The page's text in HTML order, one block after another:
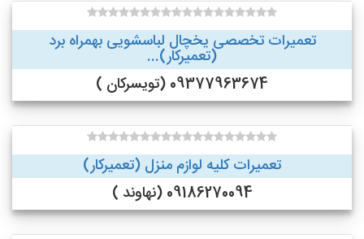
تعمیرات تخصصی یخچال لباسشویی بهمراه برد
(تعمیرکار)...
09377963674 (تویسرکان )
تعمیرات کلیه لوازم منزل (تعمیرکار)
09186270094 (نهاوند )